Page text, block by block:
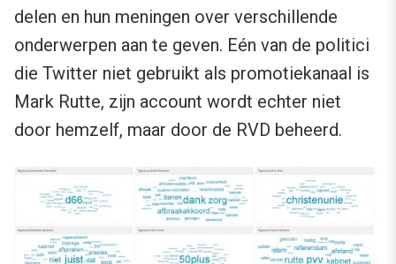
delen en hun meningen over verschillende
onderwerpen aan te geven. Eén van de politici
die Twitter niet gebruikt als promotiekanaal is
Mark Rutte, zijn account wordt echter niet
door hemzelf, maar door de RVD beheerd.